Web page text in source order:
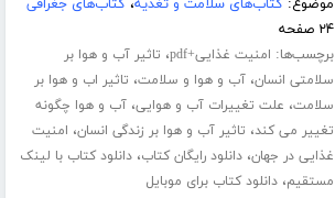
موضوع:کتاب‌های سلامت و تغذیه،کتاب‌های جغرافی
۲۴ صفحه
برچسب‌ها: امنیت غذایی+pdf ، تاثیر آب و هوا بر
سلامتی انسان،آب و هوا و سلامت، تاثیر اب و هوا بر
سلامت، علت تغییرات آب و هوایی،آب و هوا چگونه
تغییر می کند، تاثیر آب و هوا بر زندگی انسان، امنیت
غذایی در جهان،دانلود رایگان کتاب،دانلود کتاب با لینک
مستقیم،دانلود کتاب برای موبایل